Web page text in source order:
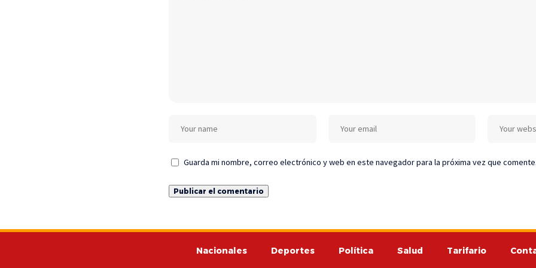
Guarda mi nombre, correo electrónico y web en este navegador para la próxima vez que comente.
Nacionales Deportes Política Salud Tarifario